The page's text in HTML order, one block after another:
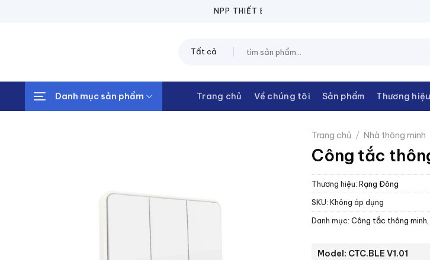
NPP THIẾT BỊ ĐIỆN THANH CHÂU
kiếm:
Danh mục sản phẩm Trang chủ Về chúng tôi Sản phẩm Thương hiệu
Trang chủ / Nhà thông minh
Công tắc
Thương hiệu: Rạng Đông
SKU: Không áp dụng
Danh mục: Công tắc thông minh
Model: CTC.BLE V1.01